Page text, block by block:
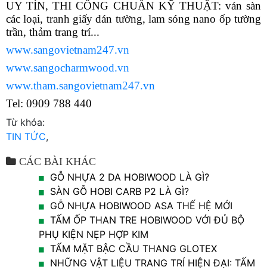
UY TÍN, THI CÔNG CHUẨN KỸ THUẬT: ván sàn
các loại, tranh giấy dán tường, lam sóng nano ốp tường
trần, thảm trang trí...
www.sangovietnam247.vn
www.sangocharmwood.vn
www.tham.sangovietnam247.vn
Tel: 0909 788 440
Từ khóa:
TIN TỨC,
CÁC BÀI KHÁC
GỖ NHỰA 2 DA HOBIWOOD LÀ GÌ?
SÀN GỖ HOBI CARB P2 LÀ GÌ?
GỖ NHỰA HOBIWOOD ASA THẾ HỆ MỚI
TẤM ỐP THAN TRE HOBIWOOD VỚI ĐỦ BỘ
PHỤ KIỆN NẸP HỢP KIM
TẤM MẶT BẬC CẦU THANG GLOTEX
NHỮNG VẬT LIỆU TRANG TRÍ HIỆN ĐẠI: TẤM